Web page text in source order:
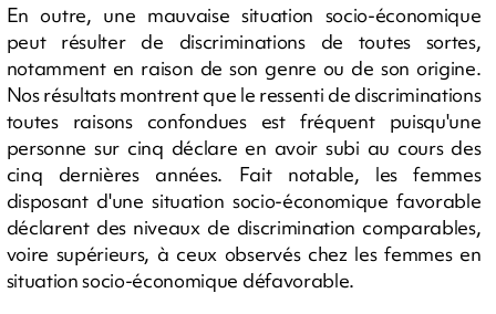
En outre, une mauvaise situation socio-économique
peut résulter de discriminations de toutes sortes,
notamment en raison de son genre ou de son origine.
Nos résultats montrent que le ressenti de discriminations
toutes raisons confondues est fréquent puisqu'une
personne sur cinq déclare en avoir subi au cours des
cinq dernières années. Fait notable, les femmes
disposant d'une situation socio-économique favorable
déclarent des niveaux de discrimination comparables,
voire supérieurs, à ceux observés chez les femmes en
situation socio-économique défavorable.